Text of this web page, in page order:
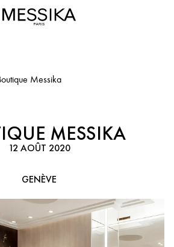
Messika
MESSIKA
12 AOÛT 2020
GENÈVE